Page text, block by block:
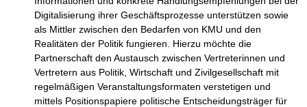
Digitalisierung ihrer Geschäftsprozesse unterstützen sowie
als Mittler zwischen den Bedarfen von KMU und den
Realitäten der Politik fungieren. Hierzu möchte die
Partnerschaft den Austausch zwischen Vertreterinnen und
Vertretern aus Politik, Wirtschaft und Zivilgesellschaft mit
regelmäßigen Veranstaltungsformaten verstetigen und
mittels Positionspapiere politische Entscheidungsträger für